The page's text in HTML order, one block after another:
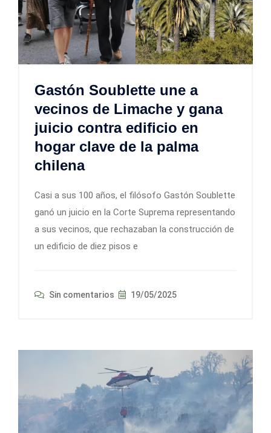
Gastón Soublette une a
vecinos de Limache y gana
juicio contra edificio en
hogar clave de la palma
chilena
Casi a sus 100 años, el filósofo Gastón Soublette
ganó un juicio en la Corte Suprema representando
a sus vecinos, que rechazaban la construcción de
un edificio de diez pisos e
Sin comentarios 19/05/2025